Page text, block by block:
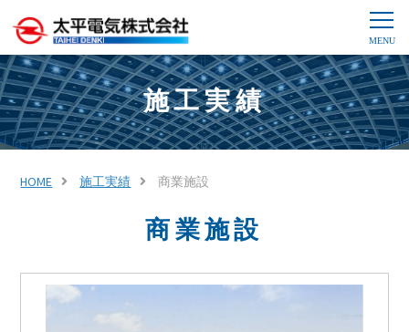
施工実績
HOME 施工実績 商業施設
商業施設